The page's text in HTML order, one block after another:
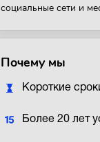
социальные сети и
Почему мы
Короткие
Более 20 лет